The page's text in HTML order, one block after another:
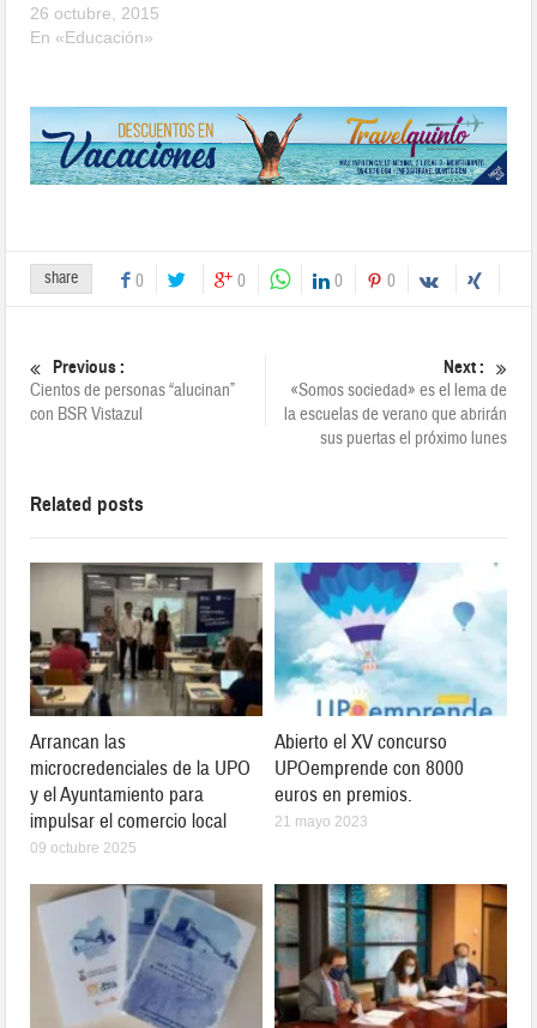
26 octubre, 2015
En «Educación»
share 0 0 0 0
Previous :
Cientos de personas “alucinan”
con BSR Vistazul
Next :
«Somos sociedad» es el lema de
la escuelas de verano que abrirán
sus puertas el próximo lunes
Related posts
Arrancan las
microcredenciales de la UPO
y el Ayuntamiento para
impulsar el comercio local
09 octubre 2025
Abierto el XV concurso
UPOemprende con 8000
euros en premios.
21 mayo 2023